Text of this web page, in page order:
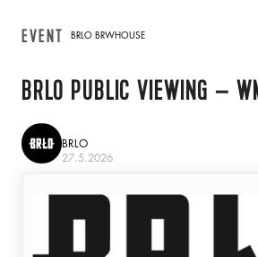
EVENT BRLO BRWHOUSE
BRLO PUBLIC VIEWING –
BRLO
27.5.2026